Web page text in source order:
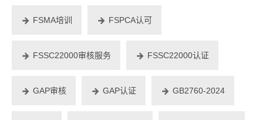
FSMA培训 FSPCA认可
FSSC22000审核服务 FSSC22000认证
GAP审核 GAP认证 GB2760-2024